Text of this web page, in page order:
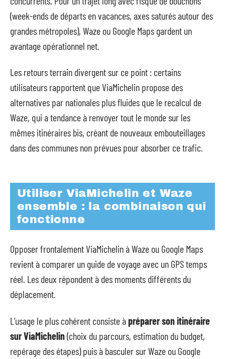
(week-ends de départs en vacances, axes saturés autour des
grandes métropoles), Waze ou Google Maps gardent un
avantage opérationnel net.
Les retours terrain divergent sur ce point : certains
utilisateurs rapportent que ViaMichelin propose des
alternatives par nationales plus fluides que le recalcul de
Waze, qui a tendance à renvoyer tout le monde sur les
mêmes itinéraires bis, créant de nouveaux embouteillages
dans des communes non prévues pour absorber ce trafic.
Utiliser ViaMichelin et Waze
ensemble : la combinaison qui
fonctionne
Opposer frontalement ViaMichelin à Waze ou Google Maps
revient à comparer un guide de voyage avec un GPS temps
réel. Les deux répondent à des moments différents du
déplacement.
L’usage le plus cohérent consiste àpréparer son itinéraire
sur ViaMichelin(choix du parcours, estimation du budget,
repérage des étapes) puis à basculer sur Waze ou Google